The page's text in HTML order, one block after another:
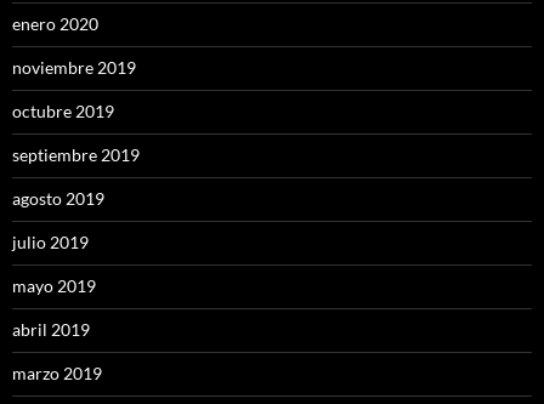
enero 2020
noviembre 2019
octubre 2019
septiembre 2019
agosto 2019
julio 2019
mayo 2019
abril 2019
marzo 2019